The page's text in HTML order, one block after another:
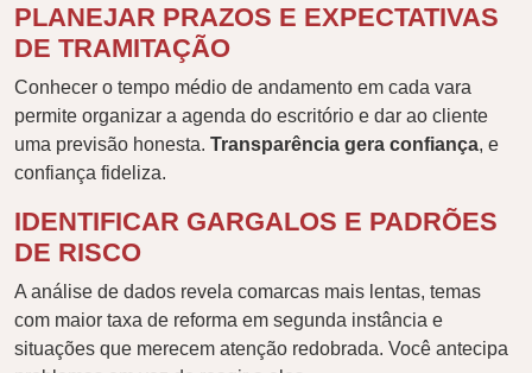
PLANEJAR PRAZOS E EXPECTATIVAS
DE TRAMITAÇÃO
Conhecer o tempo médio de andamento em cada vara
permite organizar a agenda do escritório e dar ao cliente
uma previsão honesta. Transparência gera confiança, e
confiança fideliza.
IDENTIFICAR GARGALOS E PADRÕES
DE RISCO
A análise de dados revela comarcas mais lentas, temas
com maior taxa de reforma em segunda instância e
situações que merecem atenção redobrada. Você antecipa